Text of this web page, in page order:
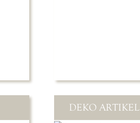
DEKO ARTIKEL